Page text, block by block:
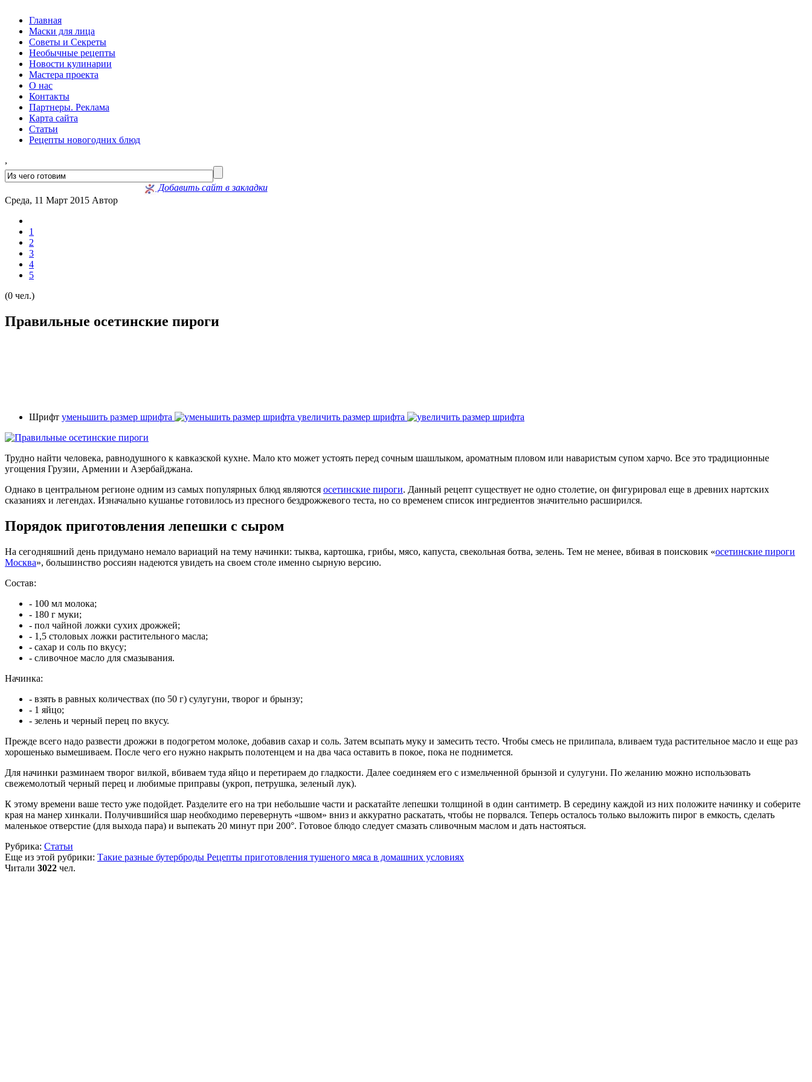
Главная
Маски для лица
Советы и Секреты
Необычные рецепты
Новости кулинарии
Мастера проекта
О нас
Контакты
Партнеры. Реклама
Карта сайта
Статьи
Рецепты новогодних блюд
,
Добавить сайт в закладки
Среда, 11 Март 2015 Автор
1
2
3
4
5
(0 чел.)
Правильные осетинские пироги
Шрифт уменьшить размер шрифта увеличить размер шрифта
Трудно найти человека, равнодушного к кавказской кухне. Мало кто может устоять перед сочным шашлыком, ароматным пловом или наваристым супом харчо. Все это традиционные
угощения Грузии, Армении и Азербайджана.
Однако в центральном регионе одним из самых популярных блюд являются осетинские пироги. Данный рецепт существует не одно столетие, он фигурировал еще в древних нартских
сказаниях и легендах. Изначально кушанье готовилось из пресного бездрожжевого теста, но со временем список ингредиентов значительно расширился.
Порядок приготовления лепешки с сыром
На сегодняшний день придумано немало вариаций на тему начинки: тыква, картошка, грибы, мясо, капуста, свекольная ботва, зелень. Тем не менее, вбивая в поисковик «осетинские пироги
Москва», большинство россиян надеются увидеть на своем столе именно сырную версию.
Состав:
- 100 мл молока;
- 180 г муки;
- пол чайной ложки сухих дрожжей;
- 1,5 столовых ложки растительного масла;
- сахар и соль по вкусу;
- сливочное масло для смазывания.
Начинка:
- взять в равных количествах (по 50 г) сулугуни, творог и брынзу;
- 1 яйцо;
- зелень и черный перец по вкусу.
Прежде всего надо развести дрожжи в подогретом молоке, добавив сахар и соль. Затем всыпать муку и замесить тесто. Чтобы смесь не прилипала, вливаем туда растительное масло и еще раз
хорошенько вымешиваем. После чего его нужно накрыть полотенцем и на два часа оставить в покое, пока не поднимется.
Для начинки разминаем творог вилкой, вбиваем туда яйцо и перетираем до гладкости. Далее соединяем его с измельченной брынзой и сулугуни. По желанию можно использовать
свежемолотый черный перец и любимые приправы (укроп, петрушка, зеленый лук).
К этому времени ваше тесто уже подойдет. Разделите его на три небольшие части и раскатайте лепешки толщиной в один сантиметр. В середину каждой из них положите начинку и соберите
края на манер хинкали. Получившийся шар необходимо перевернуть «швом» вниз и аккуратно раскатать, чтобы не порвался. Теперь осталось только выложить пирог в емкость, сделать
маленькое отверстие (для выхода пара) и выпекать 20 минут при 200°. Готовое блюдо следует смазать сливочным маслом и дать настояться.
Рубрика: Статьи
Еще из этой рубрики: Такие разные бутерброды Рецепты приготовления тушеного мяса в домашних условиях
Читали 3022 чел.